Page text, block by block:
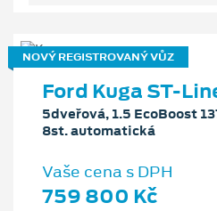
NOVÝ REGISTROVANÝ VŮZ
Ford Kuga ST-
5dveřová, 1.5 EcoBoost
8st. automatická
Vaše cena s DPH
759 800 Kč